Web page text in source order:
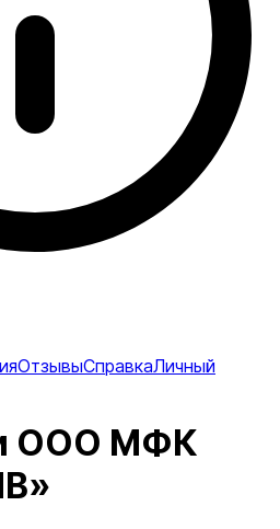
ОтзывыСправкаЛичный
ООО МФК